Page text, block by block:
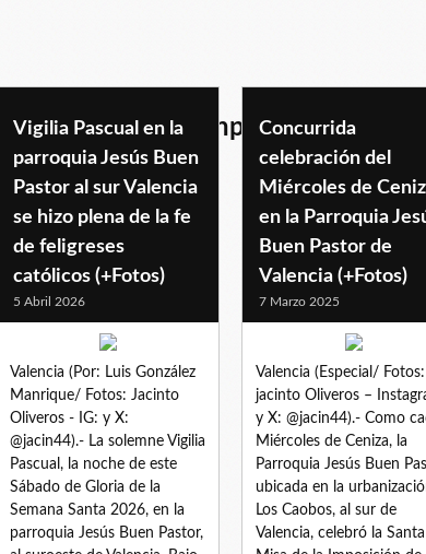
parroquiajesusbuenpastor
Vigilia Pascual en la
parroquia Jesús Buen
Pastor al sur Valencia
se hizo plena de la fe
de feligreses
católicos (+Fotos)
5 Abril 2026
Valencia (Por: Luis González
Manrique/ Fotos: Jacinto
Oliveros - IG: y X:
@jacin44).- La solemne Vigilia
Pascual, la noche de este
Sábado de Gloria de la
Semana Santa 2026, en la
parroquia Jesús Buen Pastor,
Concurrida
celebración del
Miércoles de
en la Parroquia
Buen Pastor de
Valencia (+Fotos)
7 Marzo 2025
Valencia (Especial/ Fotos:
jacinto Oliveros –
y X: @jacin44).- Como
Miércoles de Ceniza, la
Parroquia Jesús Buen
ubicada en la
Los Caobos, al sur de
Valencia, celebró la Santa